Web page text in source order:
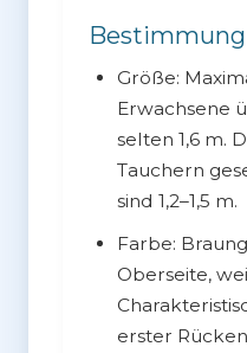
Bestimmung
Größe:
Erwachsene
selten 1,6 m.
Tauchern
sind 1,2–1,5 m.
Farbe:
Oberseite,
erster